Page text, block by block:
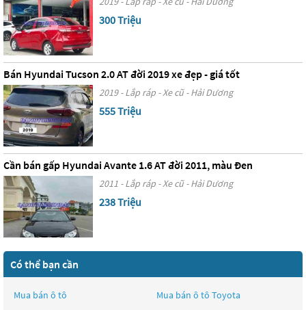
300 Triệu
Bán Hyundai Tucson 2.0 AT đời 2019 xe đẹp - giá tốt
2019 - Lắp ráp - Xe cũ - Hải Dương
555 Triệu
Cần bán gấp Hyundai Avante 1.6 AT đời 2011, màu Đen
2011 - Lắp ráp - Xe cũ - Hải Dương
238 Triệu
Có thể bạn cần
Mua bán ô tô Mua bán ô tô Toyota